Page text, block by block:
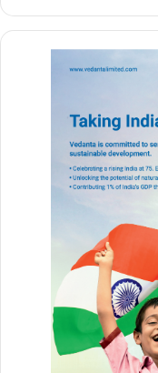
IIT
करेंगे
गूंजा